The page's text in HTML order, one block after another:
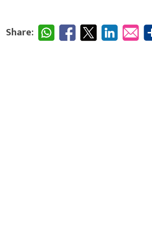
Share: